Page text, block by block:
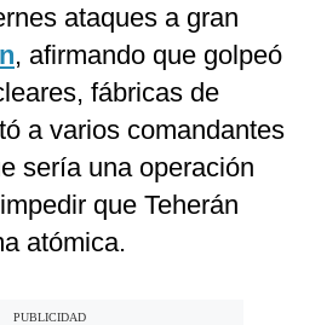
ataques a gran
, afirmando que golpeó
fábricas de
a varios comandantes
sería una operación
que Teherán
atómica.